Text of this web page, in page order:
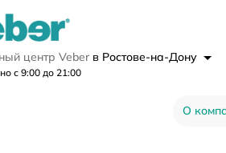
центр Veber в Ростове-на-Дону
с 9:00 до 21:00
О